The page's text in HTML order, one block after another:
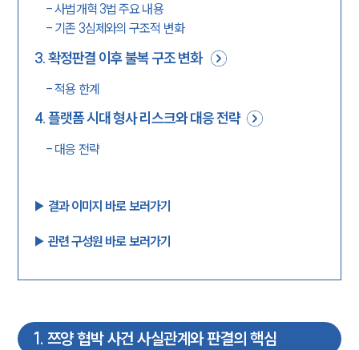
-사법개혁 3법 주요 내용
- 기존 3심제와의 구조적 변화
3.확정판결 이후 불복 구조 변화
-적용 한계
4.플랫폼 시대 형사 리스크와 대응 전략
- 대응 전략
▶︎ 결과 이미지 바로 보러가기
▶︎ 관련 구성원 바로 보러가기
1. 쯔양 협박 사건 사실관계와 판결의 핵심